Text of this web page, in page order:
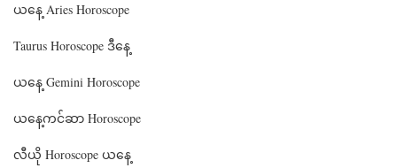
ယနေ့ Aries Horoscope
Taurus Horoscope ဒီနေ့
ယနေ့ Gemini Horoscope
ယနေ့ကင်ဆာ Horoscope
လီယို Horoscope ယနေ့